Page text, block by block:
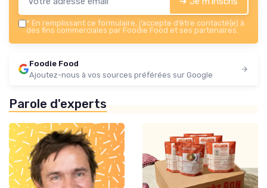
* En remplissant ce formulaire, j’accepte d’être contacté(e) à
des fins commerciales par Foodie Food et ses partenaires.
Foodie Food
Ajoutez-nous à vos sources préférées sur Google
Parole d'experts